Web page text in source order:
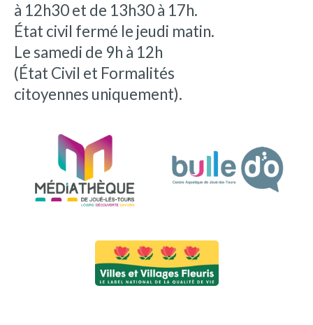
à 12h30 et de 13h30 à 17h.
État civil fermé le jeudi matin.
Le samedi de 9h à 12h
(État Civil et Formalités
citoyennes uniquement).